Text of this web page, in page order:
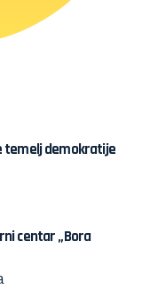
temelj demokratije
centar „Bora